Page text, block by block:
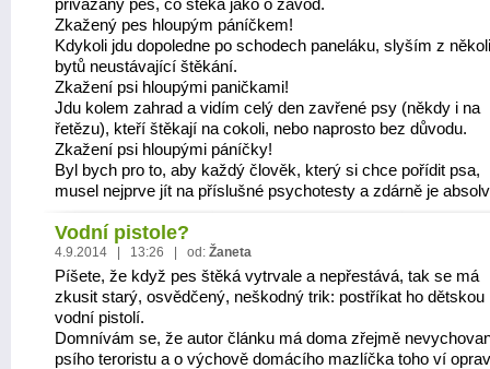
přivázaný pes, co štěká jako o závod.
Zkažený pes hloupým páníčkem!
Kdykoli jdu dopoledne po schodech paneláku, slyším z
bytů neustávající štěkání.
Zkažení psi hloupými paničkami!
Jdu kolem zahrad a vidím celý den zavřené psy (někdy i na
řetězu), kteří štěkají na cokoli, nebo naprosto bez důvodu.
Zkažení psi hloupými páníčky!
Byl bych pro to, aby každý člověk, který si chce pořídit psa,
musel nejprve jít na příslušné psychotesty a zdárně je
Vodní pistole?
4.9.2014 | 13:26 | od: Žaneta
Píšete, že když pes štěká vytrvale a nepřestává, tak se má
zkusit starý, osvědčený, neškodný trik: postříkat ho dětskou
vodní pistolí.
Domnívám se, že autor článku má doma zřejmě
psího teroristu a o výchově domácího mazlíčka toho ví